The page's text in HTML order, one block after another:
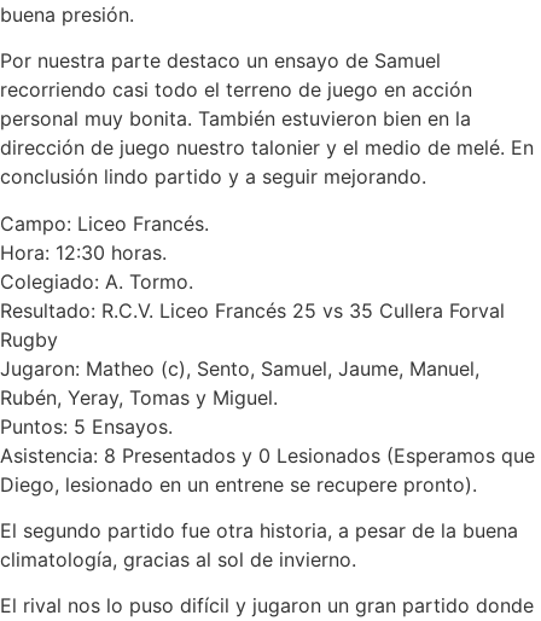
buena presión.
Por nuestra parte destaco un ensayo de Samuel
recorriendo casi todo el terreno de juego en acción
personal muy bonita. También estuvieron bien en la
dirección de juego nuestro talonier y el medio de melé. En
conclusión lindo partido y a seguir mejorando.
Campo: Liceo Francés.
Hora: 12:30 horas.
Colegiado: A. Tormo.
Resultado: R.C.V. Liceo Francés 25 vs 35 Cullera Forval
Rugby
Jugaron: Matheo (c), Sento, Samuel, Jaume, Manuel,
Rubén, Yeray, Tomas y Miguel.
Puntos: 5 Ensayos.
Asistencia: 8 Presentados y 0 Lesionados (Esperamos que
Diego, lesionado en un entrene se recupere pronto).
El segundo partido fue otra historia, a pesar de la buena
climatología, gracias al sol de invierno.
El rival nos lo puso difícil y jugaron un gran partido donde